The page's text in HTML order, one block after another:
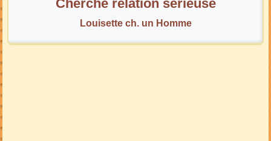
Cherche relation serieuse
Louisette ch. un Homme